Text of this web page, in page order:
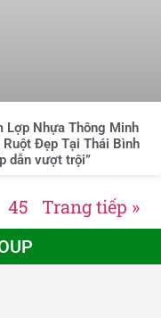
Lợp Nhựa Thông Minh
Đẹp Tại Thái Bình
dẫn vượt trội”
45 Trang tiếp »